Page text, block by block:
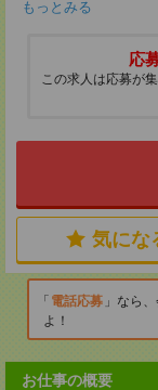
もっとみる
応
この求人は応募が
気にな
電話応募
なら
よ！
お仕事の概要